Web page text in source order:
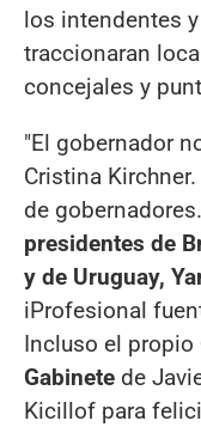
los intendentes
traccionaran
concejales y
"El gobernador
Cristina
de
presidentes de
y de Uruguay,
iProfesional
Incluso el propio
Gabinete de
Kicillof para